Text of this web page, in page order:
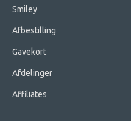
Smiley
Afbestilling
Gavekort
Afdelinger
Affiliates